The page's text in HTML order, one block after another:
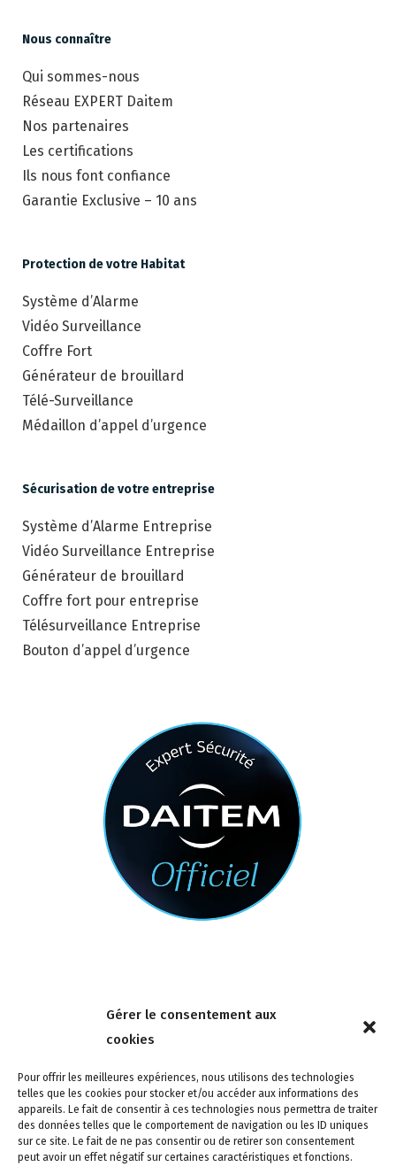
Gérer le consentement aux
cookies
Pour offrir les meilleures expériences, nous utilisons des technologies
telles que les cookies pour stocker et/ou accéder aux informations des
appareils. Le fait de consentir à ces technologies nous permettra de traiter
des données telles que le comportement de navigation ou les ID uniques
sur ce site. Le fait de ne pas consentir ou de retirer son consentement
peut avoir un effet négatif sur certaines caractéristiques et fonctions.
Nous connaître
Qui sommes-nous
Réseau EXPERT Daitem
Nos partenaires
Les certifications
Ils nous font confiance
Garantie Exclusive – 10 ans
Protection de votre Habitat
Système d’Alarme
Vidéo Surveillance
Coffre Fort
Générateur de brouillard
Télé-Surveillance
Médaillon d’appel d’urgence
Sécurisation de votre entreprise
Système d’Alarme Entreprise
Vidéo Surveillance Entreprise
Générateur de brouillard
Coffre fort pour entreprise
Télésurveillance Entreprise
Bouton d’appel d’urgence
4 rue de la Tour 85150 Les Achards